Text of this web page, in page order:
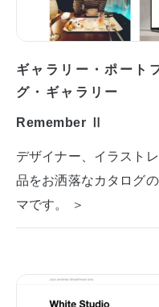
ギャラリー・ポート
グ・ギャラリー
Remember Ⅱ
デザイナー、イラスト
品をお洒落なカタログ
マです。 ＞